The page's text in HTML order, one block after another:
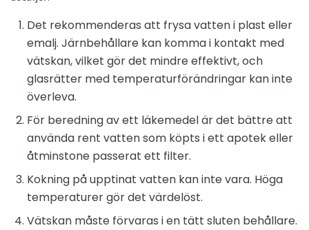
Det rekommenderas att frysa vatten i plast eller
emalj. Järnbehållare kan komma i kontakt med
vätskan, vilket gör det mindre effektivt, och
glasrätter med temperaturförändringar kan inte
överleva.
För beredning av ett läkemedel är det bättre att
använda rent vatten som köpts i ett apotek eller
åtminstone passerat ett filter.
Kokning på upptinat vatten kan inte vara. Höga
temperaturer gör det värdelöst.
Vätskan måste förvaras i en tätt sluten behållare.